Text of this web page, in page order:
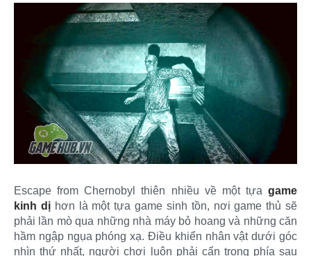
Escape from Chernobyl thiên nhiều về một tựa game
kinh dịhơn là một tựa game sinh tồn, nơi game thủ sẽ
phải lần mò qua những nhà máy bỏ hoang và những căn
hầm ngập ngụa phóng xạ. Điều khiển nhân vật dưới góc
nhìn thứ nhất, người chơi luôn phải cẩn trọng phía sau